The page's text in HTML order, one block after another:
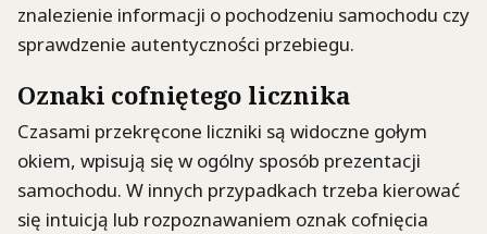
znalezienie informacji o pochodzeniu samochodu czy
sprawdzenie autentyczności przebiegu.
Oznaki cofniętego licznika
Czasami przekręcone liczniki są widoczne gołym
okiem, wpisują się w ogólny sposób prezentacji
samochodu. W innych przypadkach trzeba kierować
się intuicją lub rozpoznawaniem oznak cofnięcia